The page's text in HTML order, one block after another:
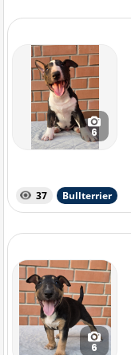
6
37 Bullterrier
6